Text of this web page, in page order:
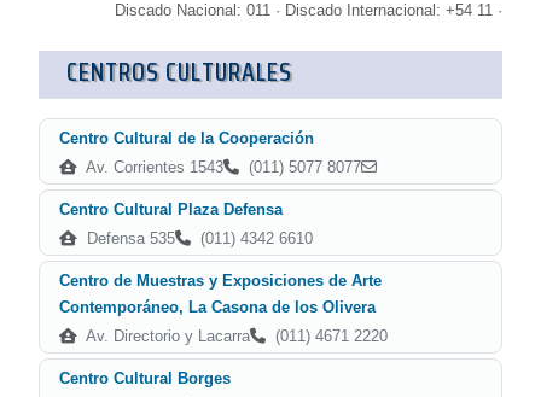
Discado Nacional: 011 · Discado Internacional: +54 11 ·
CENTROS CULTURALES
Centro Cultural de la Cooperación
Av. Corrientes 1543
(011) 5077 8077
Centro Cultural Plaza Defensa
Defensa 535
(011) 4342 6610
Centro de Muestras y Exposiciones de Arte
Contemporáneo, La Casona de los Olivera
Av. Directorio y Lacarra
(011) 4671 2220
Centro Cultural Borges